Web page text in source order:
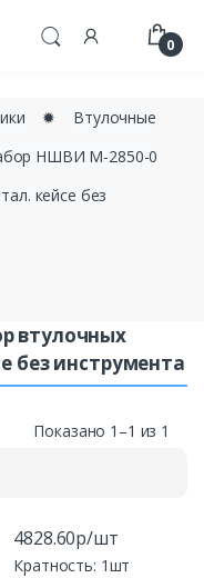
0
✹
Втулочные
НШВИ М-2850-0
кейсе без
втулочных
без инструмента
Показано 1–1 из 1
4828.60р/шт
Кратность: 1шт